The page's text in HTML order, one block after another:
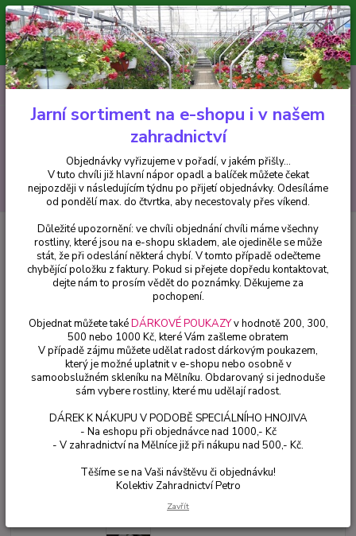
Minimální hodnota pro odeslání z e-shopu je 300 Kč.
V tuto chvíli již hlavní nápor objednávek opadl a balíček můžete čekat
nejpozději v následujícím týdnu po přijetí objednávky. Objednávky
vyřizujeme v pořadí, v jakém přišly...
CZK
Hledat
+420 602 223 614 0ks
za0 Kč
Balkónové rostliny Mandevilla , Sandevilla bílá - 168B
Mandevilla , Sandevilla bílá -
168B
Jarní sortiment na e-shopu i v našem
zahradnictví
Objednávky vyřizujeme v pořadí, v jakém přišly...
V tuto chvíli již hlavní nápor opadl a balíček můžete čekat
nejpozději v následujícím týdnu po přijetí objednávky. Odesíláme
od pondělí max. do čtvrtka, aby necestovaly přes víkend.
Důležité upozornění: ve chvíli objednání chvíli máme všechny
rostliny, které jsou na e-shopu skladem, ale ojediněle se může
stát, že při odeslání některá chybí. V tomto případě odečteme
chybějící položku z faktury. Pokud si přejete dopředu kontaktovat,
dejte nám to prosím vědět do poznámky. Děkujeme za
pochopení.
Objednat můžete takéDÁRKOVÉ POUKAZYv hodnotě 200, 300,
500 nebo 1000 Kč, které Vám zašleme obratem
V případě zájmu můžete udělat radost dárkovým poukazem,
který je možné uplatnit v e-shopu nebo osobně v
samoobslužném skleníku na Mělníku. Obdarovaný si jednoduše
sám vybere rostliny, které mu udělají radost.
DÁREK K NÁKUPU V PODOBĚ SPECIÁLNÍHO HNOJIVA
- Na eshopu při objednávce nad 1000,- Kč
- V zahradnictví na Mělníce již při nákupu nad 500,- Kč.
Těšíme se na Vaši návštěvu či objednávku!
Kolektiv Zahradnictví Petro
Zavřít